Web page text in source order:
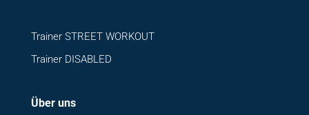
Trainer STREET WORKOUT
Trainer DISABLED
Über uns